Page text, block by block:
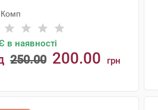
в наявності
250.00 200.00 грн